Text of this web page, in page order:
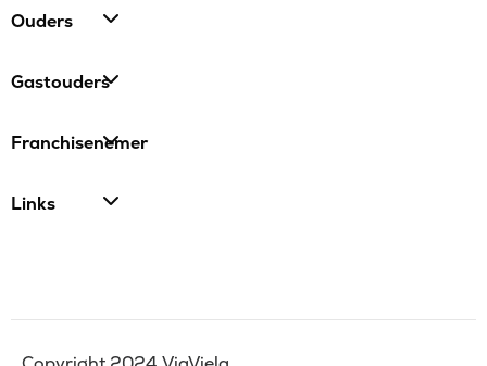
Ouders
Gastouders
Franchisenemer
Links